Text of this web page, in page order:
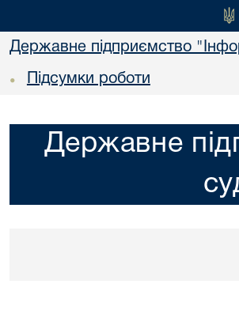
Державне підприємство
• Підсумки роботи
Державне